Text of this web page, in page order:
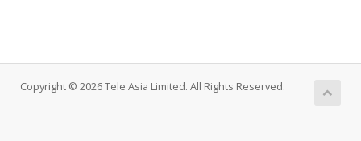
Copyright © 2026 Tele Asia Limited. All Rights Reserved.